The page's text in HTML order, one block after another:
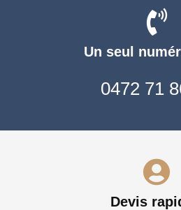
Un seul
0472 71
Devis